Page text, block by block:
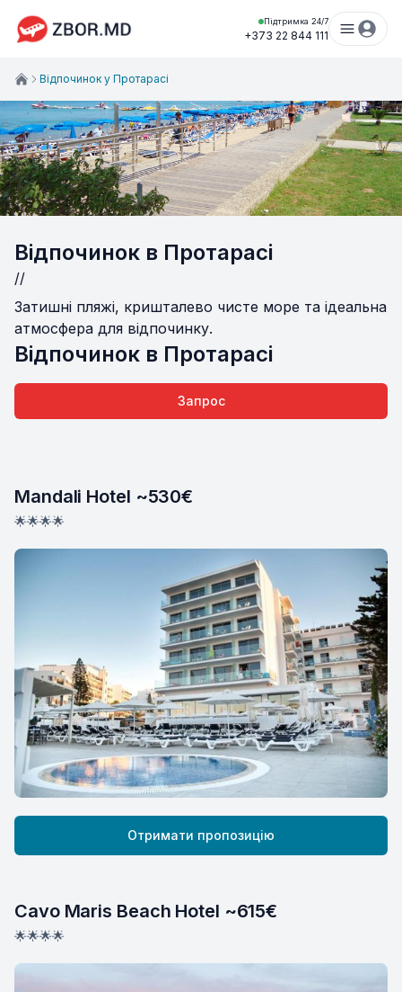
Підтримка 24/7
+373 22 844 111
Відпочинок у Протарасі
Відпочинок в Протарасі
//
Затишні пляжі, кришталево чисте море та ідеальна
атмосфера для відпочинку.
Відпочинок в Протарасі
Запрос
Mandali Hotel ~530€
🌟🌟🌟🌟
Отримати пропозицію
Cavo Maris Beach Hotel ~615€
🌟🌟🌟🌟